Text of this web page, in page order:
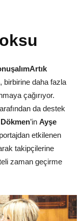
birbirine daha fazla
çağırıyor.
da destek
’in Ayşe
etkilenen
takipçilerine
zaman geçirme